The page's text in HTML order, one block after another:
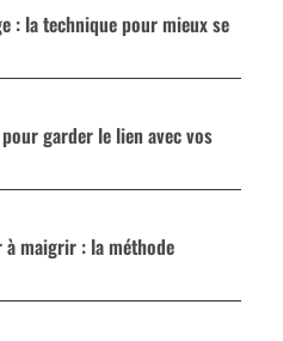
: la technique pour mieux se
garder le lien avec vos
maigrir : la méthode